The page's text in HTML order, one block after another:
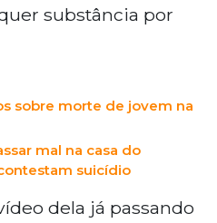
substância por
sobre morte de jovem na
mal na casa do
suicídio
dela já passando